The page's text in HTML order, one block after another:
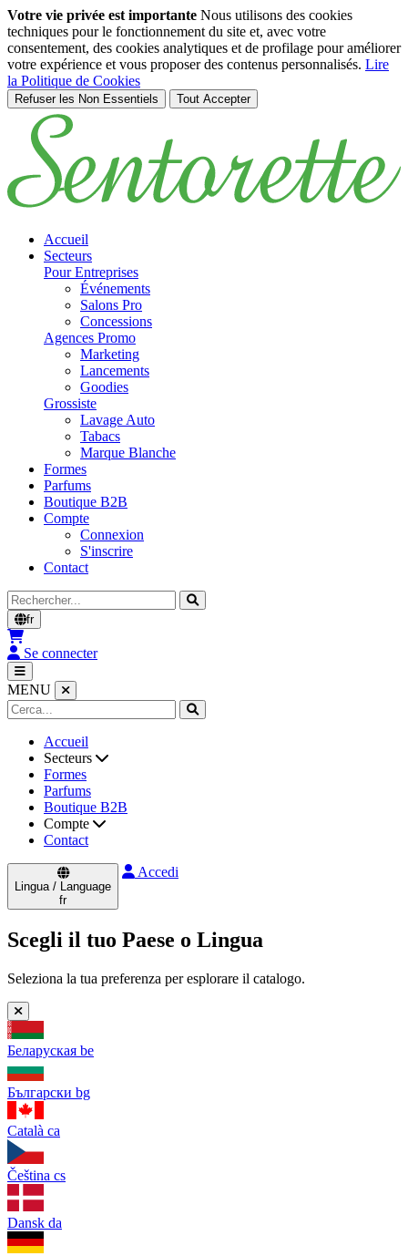
Votre vie privée est importante Nous utilisons des cookies
techniques pour le fonctionnement du site et, avec votre
consentement, des cookies analytiques et de profilage pour améliorer
votre expérience et vous proposer des contenus personnalisés. Lire
la Politique de Cookies
Refuser les Non Essentiels Tout Accepter
Passer au contenu principal
Accueil
Secteurs
Pour Entreprises
Événements
Salons Pro
Concessions
Agences Promo
Marketing
Lancements
Goodies
Grossiste
Lavage Auto
Tabacs
Marque Blanche
Formes
Parfums
Boutique B2B
Compte
Connexion
S'inscrire
Contact
Rechercher
fr
Se connecter
MENU
Accueil
Secteurs
Formes
Parfums
Boutique B2B
Compte
Contact
Lingua / Language
fr
Accedi
Scegli il tuo Paese o Lingua
Seleziona la tua preferenza per esplorare il catalogo.
Беларуская be
Български bg
Català ca
Čeština cs
Dansk da